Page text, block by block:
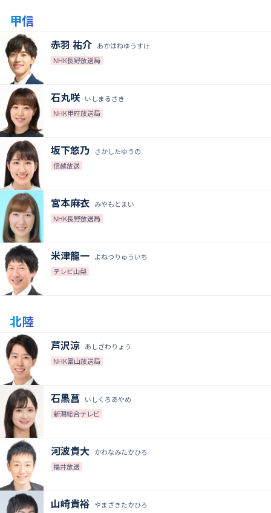
甲信
あかはねゆうすけ
赤羽 祐介
NHK長野放送局
いしまるさき
石丸咲
NHK甲府放送局
さかしたゆうの
坂下悠乃
信越放送
みやもとまい
宮本麻衣
NHK長野放送局
よねつりゅういち
米津龍一
テレビ山梨
北陸
あしざわりょう
芦沢涼
NHK富山放送局
いしくろあやめ
石黒菖
新潟総合テレビ
かわなみたかひろ
河波貴大
福井放送
やまざきたかひろ
山崎貴裕